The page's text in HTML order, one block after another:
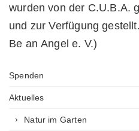
wurden von der C.U.B.A.
und zur Verfügung
Be an Angel e. V.)
Spenden
Aktuelles
Natur im Garten